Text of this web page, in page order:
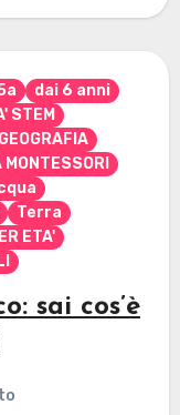
dai 6 anni
STEM
GEOGRAFIA
Terra
ETA'
sai cos’è